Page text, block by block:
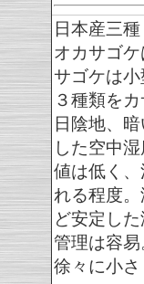
日本産三
オカサゴ
サゴケは
３種類を
日陰地、
した空中
値は低く
れる程度
ど安定し
管理は容
徐々に小さ